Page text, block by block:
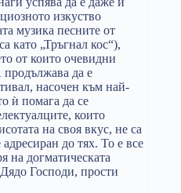
изкуство
музика песните от
като „Тръгнал кос“),
от които очевидни
да е
насочен към най-
ѝ помага да се
които
на своя вкус, не са
до тях. То е все
на догматическата
Господи, прости